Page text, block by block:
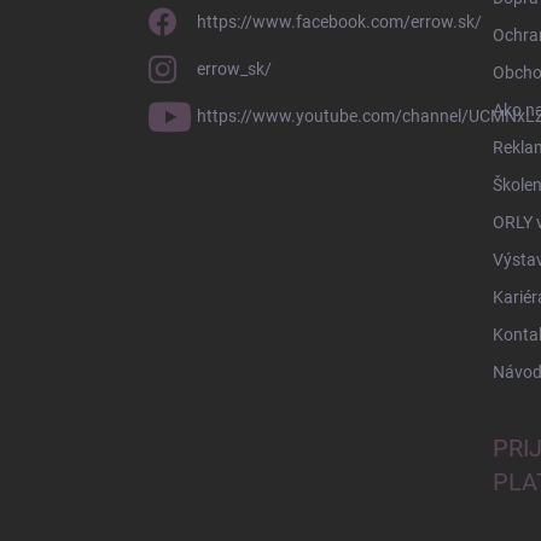
https://www.facebook.com/errow.sk/
errow_sk/
https://www.youtube.com/channel/
Ako
ORLY